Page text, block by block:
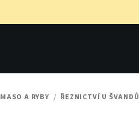
MASO A RYBY / ŘEZNICTVÍ U ŠVANDŮ